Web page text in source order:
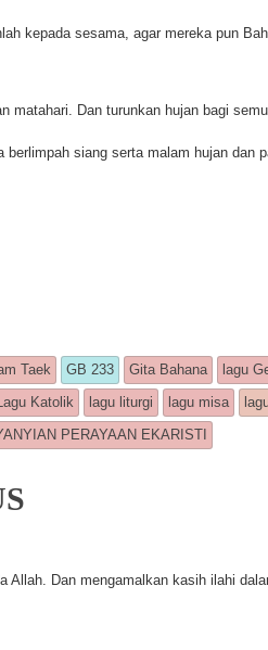
kepada sesama, agar mereka pun
matahari. Dan turunkan hujan bagi
siang serta malam hujan dan
Taek GB 233 Gita Bahana
lagu
Katolik lagu liturgi lagu misa
PERAYAAN EKARISTI
Allah. Dan mengamalkan kasih ilahi